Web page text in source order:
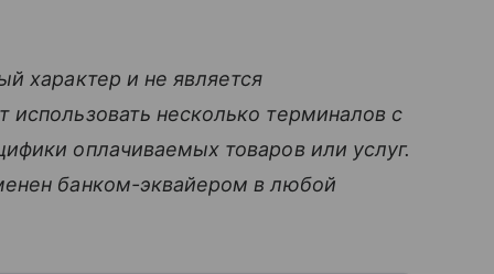
характер и не является
несколько терминалов с
оплачиваемых товаров или услуг.
банком-эквайером в любой